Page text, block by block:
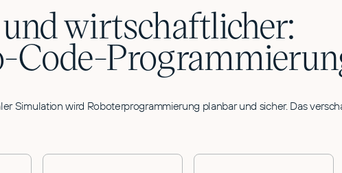
wirtschaftlicher:
Code-
Simulation wird Roboterprogrammierung planbar und sicher. Das